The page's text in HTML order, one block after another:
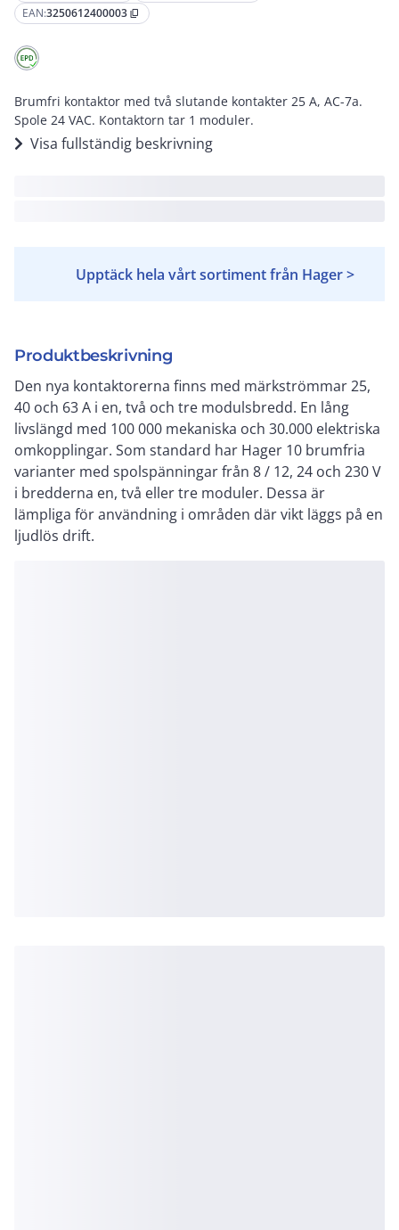
EAN:3250612400003 content_copy
Brumfri kontaktor med två slutande kontakter 25 A, AC-7a.
Spole 24 VAC. Kontaktorn tar 1 moduler.
Visa fullständig beskrivning
Upptäck hela vårt sortiment från Hager >
Produktbeskrivning
Den nya kontaktorerna finns med märkströmmar 25,
40 och 63 A i en, två och tre modulsbredd. En lång
livslängd med 100 000 mekaniska och 30.000 elektriska
omkopplingar. Som standard har Hager 10 brumfria
varianter med spolspänningar från 8 / 12, 24 och 230 V
i bredderna en, två eller tre moduler. Dessa är
lämpliga för användning i områden där vikt läggs på en
ljudlös drift.